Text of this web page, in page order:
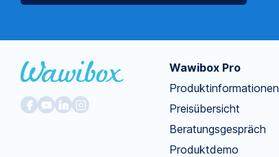
Wawibox Pro
Produktinformationen
Preisübersicht
Beratungsgespräch
Produktdemo